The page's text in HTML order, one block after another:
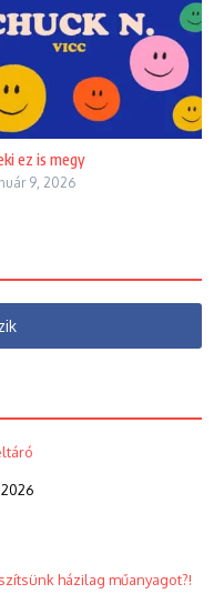
ez is megy
9, 2026
házilag műanyagot?!